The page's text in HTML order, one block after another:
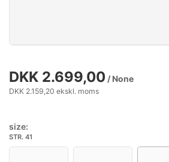
DKK 2.699,00 / None
DKK 2.159,20 ekskl. moms
size:
STR. 41